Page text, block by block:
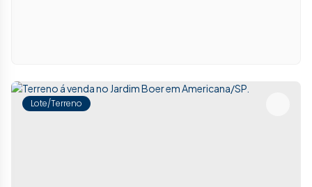
Lote/Terreno